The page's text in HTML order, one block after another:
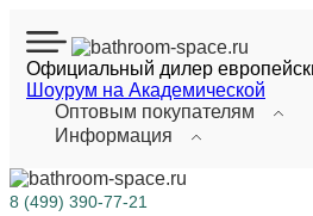
Официальный дилер
Шоурум на Академической
Оптовым покупателям
Информация
8 (499) 390-77-21